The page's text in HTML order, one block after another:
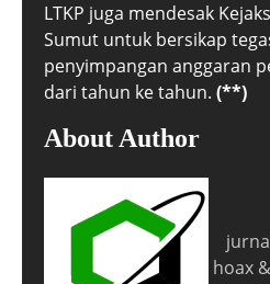
LTKP juga mendesak
Sumut untuk bersikap
penyimpangan anggaran
dari tahun ke tahun. (**)
About Author
hoax